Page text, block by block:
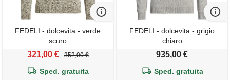
FEDELI - dolcevita - verde
scuro
321,00 € 352,00 €
Sped. gratuita
FEDELI - dolcevita - grigio
chiaro
935,00 €
Sped. gratuita